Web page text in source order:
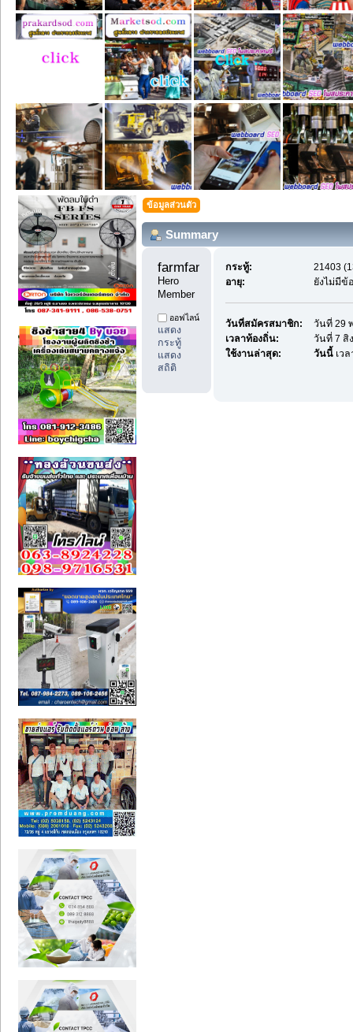
ข้อมูลส่วนตัว
Summary
Hero
Member
ออฟไลน์
แสดง
กระทู้
แสดง
สถิติ
กระทู้:
21403
อายุ:
ยังไม่มีข้
วันที่สมัครสมาชิก:
วันที่ 29
เวลาท้องถิ่น:
วันที่ 7 สิ
ใช้งานล่าสุด:
วันนี้ เว